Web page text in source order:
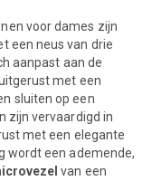
voor dames zijn
een neus van drie
aanpast aan de
met een
sluiten op een
zijn vervaardigd in
met een elegante
wordt een ademende,
van een